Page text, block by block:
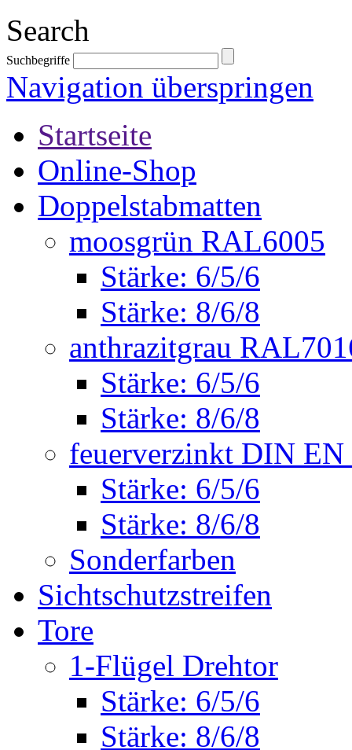
Search
Suchbegriffe
Navigation überspringen
Startseite
Online-Shop
Doppelstabmatten
moosgrün RAL6005
Stärke: 6/5/6
Stärke: 8/6/8
anthrazitgrau
Stärke: 6/5/6
Stärke: 8/6/8
feuerverzinkt DIN EN
Stärke: 6/5/6
Stärke: 8/6/8
Sonderfarben
Sichtschutzstreifen
Tore
1-Flügel Drehtor
Stärke: 6/5/6
Stärke: 8/6/8